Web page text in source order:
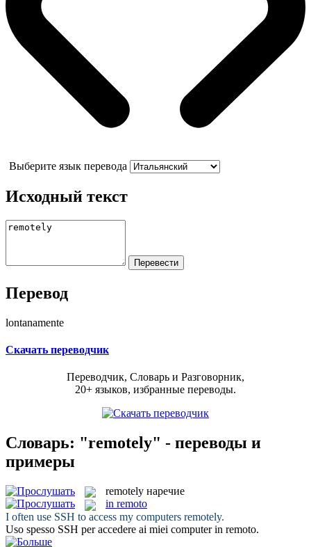
Выберите язык перевода
Исходный текст
Перевод
lontanamente
Скачать переводчик
Переводчик, Словарь и Разговорник,
20+ языков, избранные переводы.
Словарь: "remotely" - переводы и
примеры
remotely наречие
in remoto
I often use SSH to access my computers remotely.
Uso spesso SSH per accedere ai miei computerin remoto.